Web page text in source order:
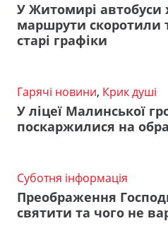
У Житомирі автобуси
маршрути скоротили
старі графіки
Гарячі новини, Крик душі
У ліцеї Малинської
поскаржилися на
Суботня інформація
Преображення
святити та чого не